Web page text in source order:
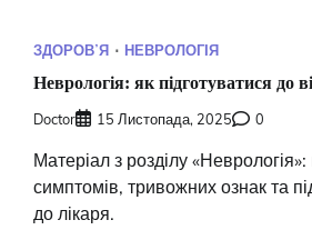
ЗДОРОВʼЯ НЕВРОЛОГІЯ
Неврологія: як підготуватися до
Doctor 15 Листопада, 2025 0
Матеріал з розділу
симптомів, тривожних ознак та
до лікаря.